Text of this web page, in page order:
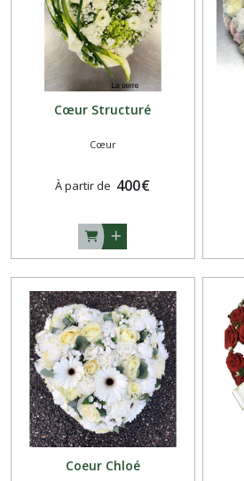
Cœur Structuré
Cœur
À partir de 400€
Coeur Chloé